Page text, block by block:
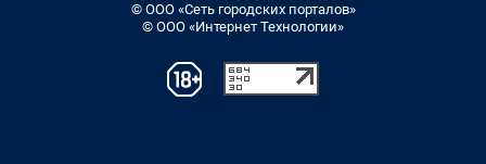
© ООО «Сеть городских порталов»
© ООО «Интернет Технологии»